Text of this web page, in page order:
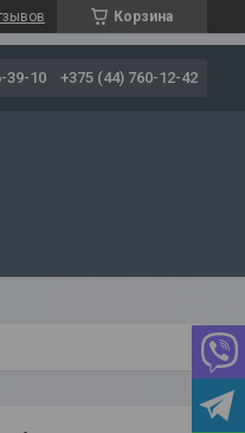
Корзина
39-10 +375 (44) 760-12-42